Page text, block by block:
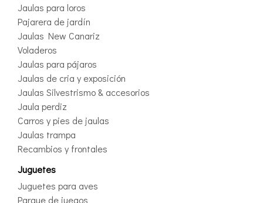
Jaulas para loros
Pajarera de jardín
Jaulas New Canariz
Voladeros
Jaulas para pájaros
Jaulas de cria y exposición
Jaulas Silvestrismo & accesorios
Jaula perdiz
Carros y pies de jaulas
Jaulas trampa
Recambios y frontales
Juguetes
Juguetes para aves
Parque de juegos